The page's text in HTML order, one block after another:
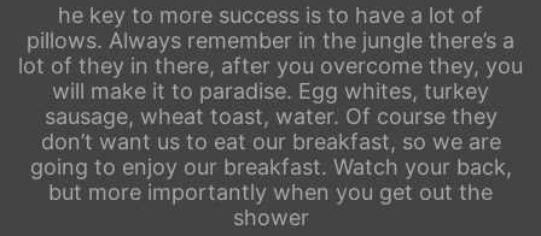
he key to more success is to have a lot of
pillows. Always remember in the jungle there’s a
lot of they in there, after you overcome they, you
will make it to paradise. Egg whites, turkey
sausage, wheat toast, water. Of course they
don’t want us to eat our breakfast, so we are
going to enjoy our breakfast. Watch your back,
but more importantly when you get out the
shower